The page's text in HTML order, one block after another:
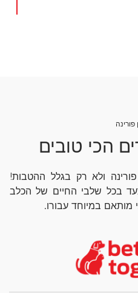
פורינה
הכי טובים
ולא רק בגלל ההטבות!
בכל שלבי החיים של הכלב
במיוחד עבורו.